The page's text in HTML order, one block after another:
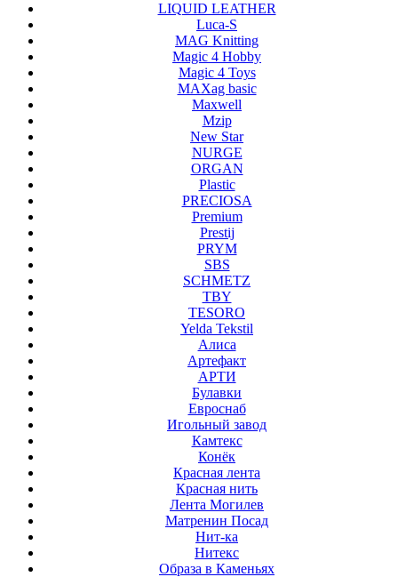
LIQUID LEATHER
Luca-S
MAG Knitting
Magic 4 Hobby
Magic 4 Toys
MAXag basic
Maxwell
Mzip
New Star
NURGE
ORGAN
Plastic
PRECIOSA
Premium
Prestij
PRYM
SBS
SCHMETZ
TBY
TESORO
Yelda Tekstil
Алиса
Артефакт
АРТИ
Булавки
Евроснаб
Игольный завод
Камтекс
Конёк
Красная лента
Красная нить
Лента Могилев
Матренин Посад
Нит-ка
Нитекс
Образа в Каменьях